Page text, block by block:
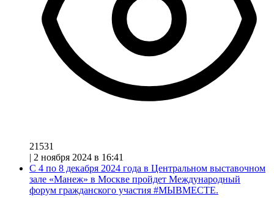
21531
| 2 ноября 2024 в 16:41
С 4 по 8 декабря 2024 года в Центральном выставочном
зале «Манеж» в Москве пройдет Международный
форум гражданского участия #МЫВМЕСТЕ.